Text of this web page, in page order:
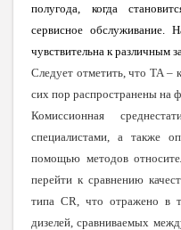
полугода, когда
сервисное
чувствительна к различным
Следует отметить, что ТА –
сих пор распространены на
Комиссионная
специалистами, а также
помощью методов
перейти к сравнению
типа CR, что отражено в
дизелей, сравниваемых